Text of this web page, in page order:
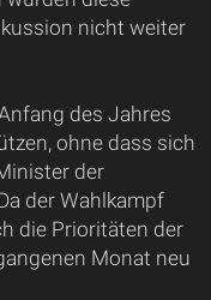
nicht weiter
des Jahres
ohne dass sich
der
der Wahlkampf
die Prioritäten der
Monat neu